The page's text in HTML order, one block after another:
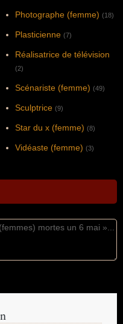
Photographe (femme) (18)
Plasticienne (7)
Réalisatrice de télévision
(2)
Scénariste (femme) (49)
Sculptrice (9)
Star du x (femme) (8)
Vidéaste (femme) (3)